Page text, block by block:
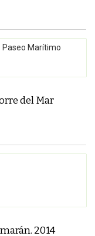
Paseo Marítimo
del Mar
2014